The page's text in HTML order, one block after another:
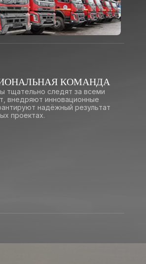
КОМАНДА
тщательно следят за всеми
внедряют инновационные
надёжный результат
проектах.